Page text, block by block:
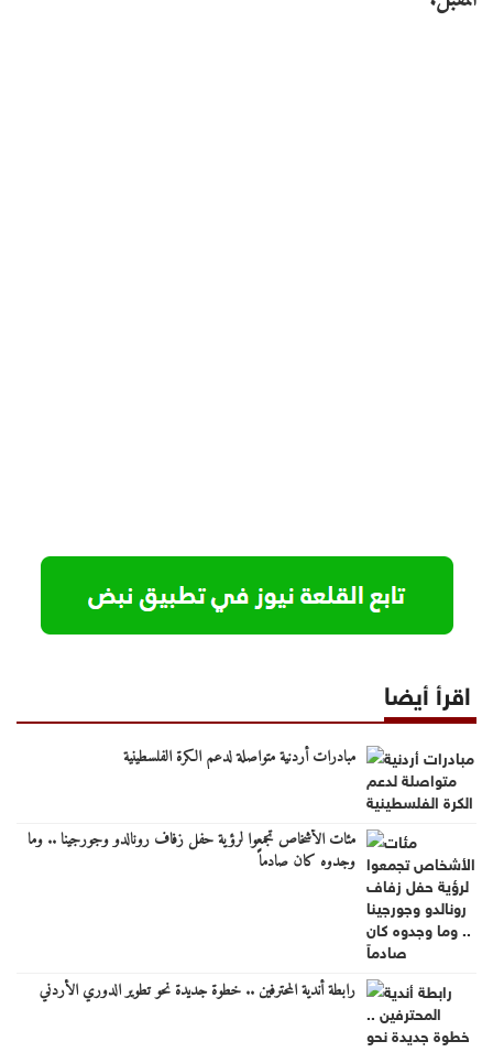
اقرأ أيضا
مبادرات أردنية متواصلة لدعم الكرة الفلسطينية
مئات الأشخاص تجمعوا لرؤية حفل زفاف رونالدو وجورجينا .. وما
وجدوه كان صادماً
رابطة أندية المحترفين .. خطوة جديدة نحو تطوير الدوري الأردني